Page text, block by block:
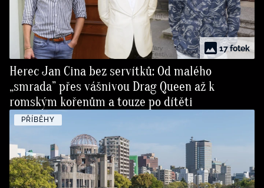
17 fotek
Herec Jan Cina bez servítků: Od malého
„smrada” přes vášnivou Drag Queen až k
romským kořenům a touze po dítěti
PŘÍBĚHY